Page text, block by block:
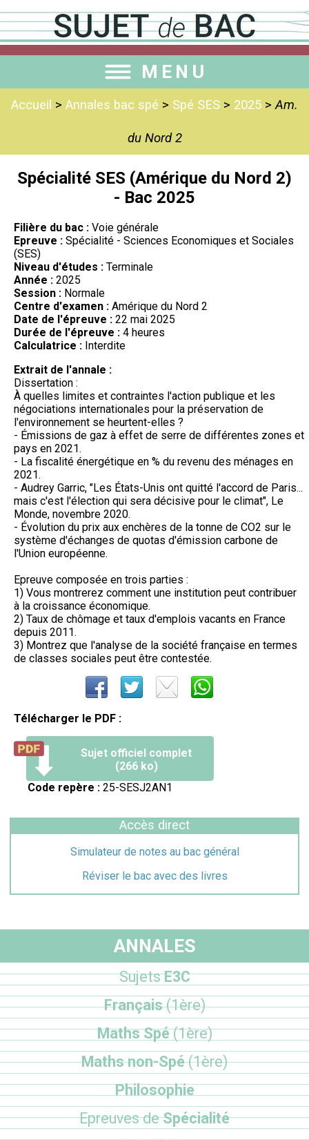
MENU
Accueil > Annales bac spé > Spé SES > 2025 >Am.
du Nord 2
Spécialité SES (Amérique du Nord 2)
- Bac 2025
Filière du bac : Voie générale
Epreuve : Spécialité - Sciences Economiques et Sociales
(SES)
Niveau d'études : Terminale
Année : 2025
Session : Normale
Centre d'examen : Amérique du Nord 2
Date de l'épreuve : 22 mai 2025
Durée de l'épreuve : 4 heures
Calculatrice : Interdite
Extrait de l'annale :
Dissertation :
À quelles limites et contraintes l'action publique et les
négociations internationales pour la préservation de
l'environnement se heurtent-elles ?
- Émissions de gaz à effet de serre de différentes zones et
pays en 2021.
- La fiscalité énergétique en % du revenu des ménages en
2021.
- Audrey Garric, "Les États-Unis ont quitté l'accord de Paris...
mais c'est l'élection qui sera décisive pour le climat", Le
Monde, novembre 2020.
- Évolution du prix aux enchères de la tonne de CO2 sur le
système d'échanges de quotas d'émission carbone de
l'Union européenne.
Epreuve composée en trois parties :
1) Vous montrerez comment une institution peut contribuer
à la croissance économique.
2) Taux de chômage et taux d'emplois vacants en France
depuis 2011.
3) Montrez que l'analyse de la société française en termes
de classes sociales peut être contestée.
Télécharger le PDF :
Sujet officiel complet
(266 ko)
Code repère : 25-SESJ2AN1
Accès direct
Simulateur de notes au bac général
Réviser le bac avec des livres
ANNALES
SujetsE3C
Français(1ère)
Maths Spé(1ère)
Maths non-Spé(1ère)
Philosophie
Epreuves deSpécialité